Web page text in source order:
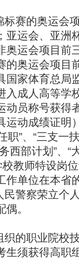
赛的奥运会
亚运会、亚洲
奥运会项目前
的奥运会项目
国家体育总局
入成人高等学
动员称号获得
运动成绩证明
职”、“三支一
西部计划”、“
教师特设岗
作单位在本省
警察荣立个
。
的职业院校
生须获得高职